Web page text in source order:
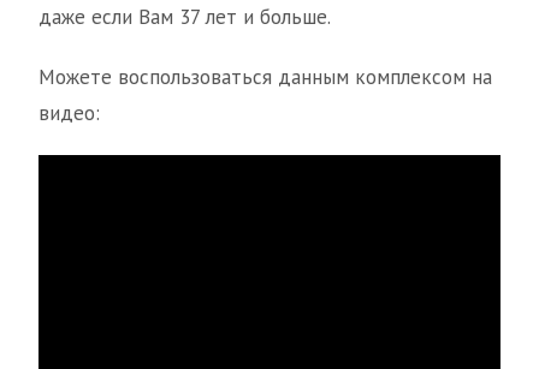
даже если Вам 37 лет и больше.
Можете воспользоваться данным комплексом на
видео: